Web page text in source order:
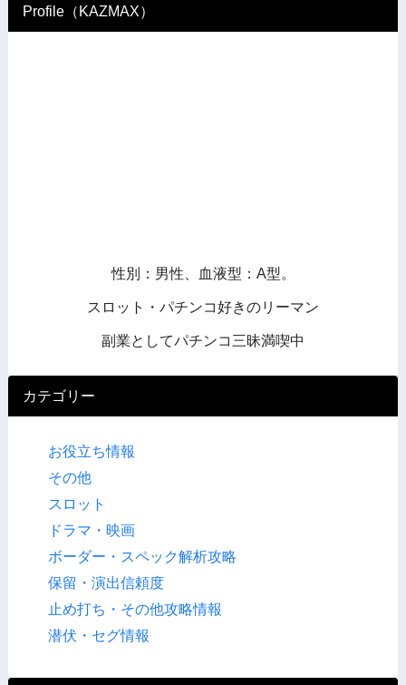
Profile（KAZMAX）
性別：男性、血液型：A型。
スロット・パチンコ好きのリーマン
副業としてパチンコ三昧満喫中
カテゴリー
お役立ち情報
その他
スロット
ドラマ・映画
ボーダー・スペック解析攻略
保留・演出信頼度
止め打ち・その他攻略情報
潜伏・セグ情報